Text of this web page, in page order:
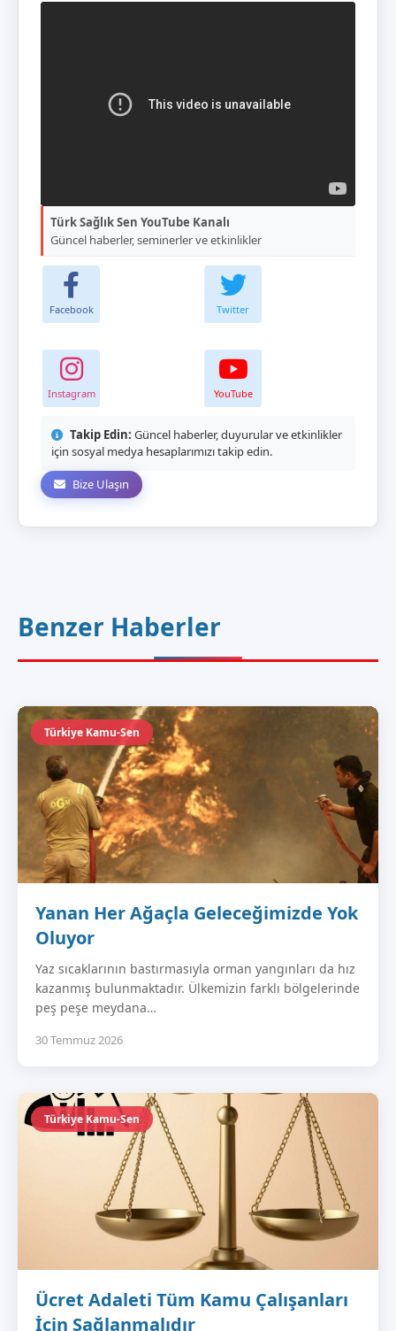
Türk Sağlık Sen YouTube Kanalı
Güncel haberler, seminerler ve etkinlikler
Facebook Twitter
Instagram YouTube
Takip Edin: Güncel haberler, duyurular ve etkinlikler
için sosyal medya hesaplarımızı takip edin.
Bize Ulaşın
Benzer Haberler
Türkiye Kamu-Sen
Yanan Her Ağaçla Geleceğimizde Yok
Oluyor
Yaz sıcaklarının bastırmasıyla orman yangınları da hız
kazanmış bulunmaktadır. Ülkemizin farklı bölgelerinde
peş peşe meydana…
30 Temmuz 2026
Türkiye Kamu-Sen
Ücret Adaleti Tüm Kamu Çalışanları
İçin Sağlanmalıdır